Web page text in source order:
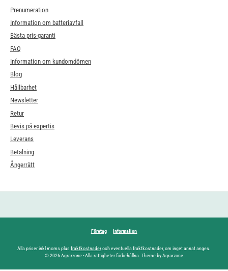
Prenumeration
Information om batteriavfall
Bästa pris-garanti
FAQ
Information om kundomdömen
Blog
Hållbarhet
Newsletter
Retur
Bevis på expertis
Leverans
Betalning
Ångerrätt
Företag Information
Alla priser inkl moms plus fraktkostnaderoch eventuella fraktkostnader, om inget annat anges.
© 2026 Agrarzone - Alla rättigheter förbehållna. Theme by Agrarzone